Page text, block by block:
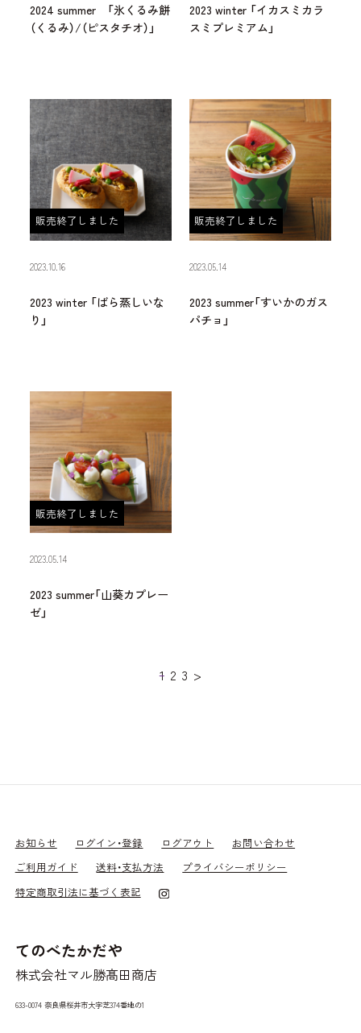
2024 summer 「氷くるみ餅
（くるみ）/（ピスタチオ）」
2023 winter 「イカスミカラ
スミプレミアム」
販売終了しました
2023.10.16
2023 winter 「ばら蒸しいな
り」
販売終了しました
2023.05.14
2023 summer「すいかのガス
パチョ」
販売終了しました
2023.05.14
2023 summer「山葵カプレー
ゼ」
1 2 3 >
お知らせ ログイン・登録 ログアウト
お問い合わせ
ご利用ガイド
送料・支払方法
プライバシーポリシー
特定商取引法に基づく表記
てのべたかだや
株式会社マル勝髙田商店
633-0074奈良県桜井市大字芝374番地の1